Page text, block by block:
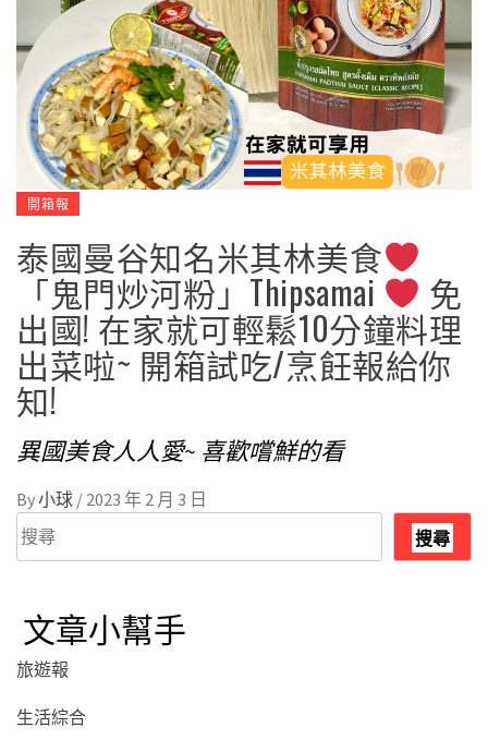
開箱報
泰國曼谷知名米其林美食
「鬼門炒河粉」Thipsamai 免
出國! 在家就可輕鬆10分鐘料理
出菜啦~ 開箱試吃/烹飪報給你
知!
異國美食人人愛~ 喜歡嚐鮮的看
By小球 / 2023 年 2 月 3 日
搜
尋
搜尋
文章小幫手
旅遊報
生活綜合